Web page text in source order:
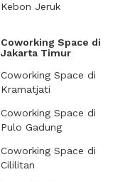
Kebon Jeruk
Coworking Space di
Jakarta Timur
Coworking Space di
Kramatjati
Coworking Space di
Pulo Gadung
Coworking Space di
Cililitan